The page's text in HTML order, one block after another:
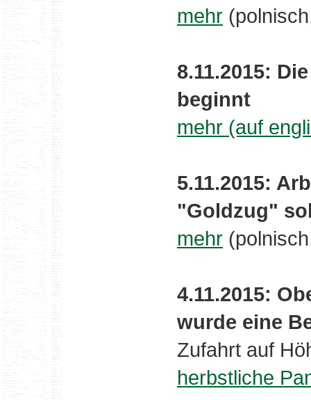
mehr
8.11.2015:
beginnt
mehr (auf
5.11.2015:
"Goldzug"
mehr
4.11.2015:
wurde eine
Zufahrt auf
herbstliche